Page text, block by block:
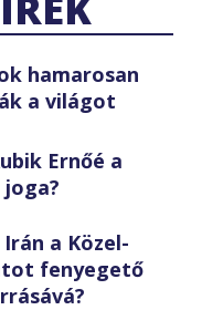
hamarosan
a világot
Ernőé a
a Közel-
fenyegető